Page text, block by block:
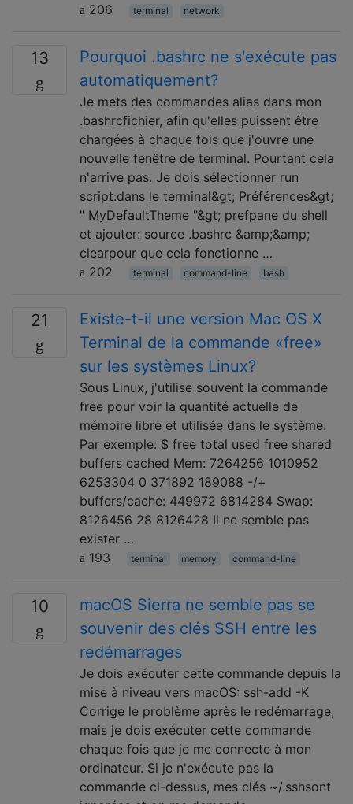
206
terminal network
13
Pourquoi .bashrc ne s'exécute pas
automatiquement?
Je mets des commandes alias dans mon
.bashrcfichier, afin qu'elles puissent être
chargées à chaque fois que j'ouvre une
nouvelle fenêtre de terminal. Pourtant cela
n'arrive pas. Je dois sélectionner run
script:dans le terminal&gt; Préférences&gt;
" MyDefaultTheme "&gt; prefpane du shell
et ajouter: source .bashrc &amp;&amp;
clearpour que cela fonctionne …
202
terminal command-line bash
21
Existe-t-il une version Mac OS X
Terminal de la commande «free»
sur les systèmes Linux?
Sous Linux, j'utilise souvent la commande
free pour voir la quantité actuelle de
mémoire libre et utilisée dans le système.
Par exemple: $ free total used free shared
buffers cached Mem: 7264256 1010952
6253304 0 371892 189088 -/+
buffers/cache: 449972 6814284 Swap:
8126456 28 8126428 Il ne semble pas
exister …
193
terminal memory command-line
10
macOS Sierra ne semble pas se
souvenir des clés SSH entre les
redémarrages
Je dois exécuter cette commande depuis la
mise à niveau vers macOS: ssh-add -K
Corrige le problème après le redémarrage,
mais je dois exécuter cette commande
chaque fois que je me connecte à mon
ordinateur. Si je n'exécute pas la
commande ci-dessus, mes clés ~/.sshsont